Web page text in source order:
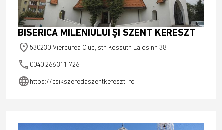
BISERICA MILENIULUI ŞI SZENT KERESZT
place 530230 Miercurea Ciuc, str. Kossuth Lajos nr. 38.
phone 0040 266 311 726
languagehttps://csikszeredaszentkereszt. ro